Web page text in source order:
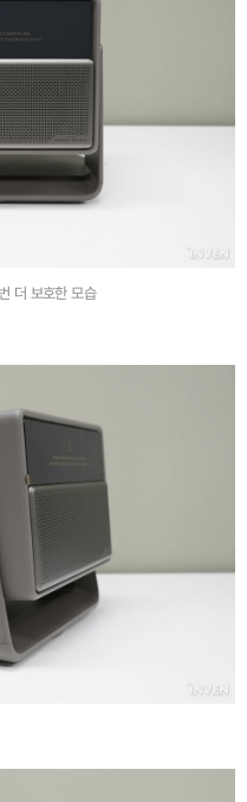
더 보호한 모습